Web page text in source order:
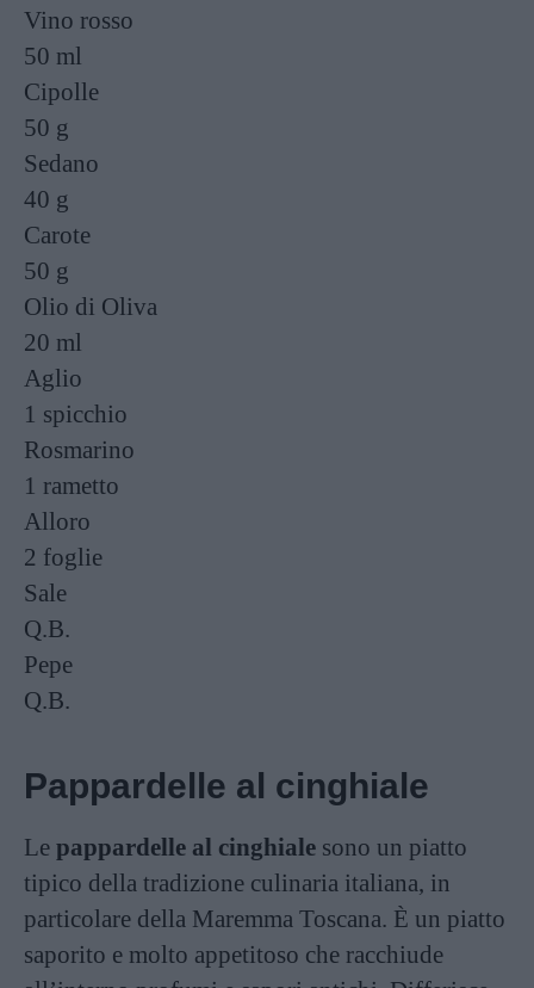
Vino rosso
50 ml
Cipolle
50 g
Sedano
40 g
Carote
50 g
Olio di Oliva
20 ml
Aglio
1 spicchio
Rosmarino
1 rametto
Alloro
2 foglie
Sale
Q.B.
Pepe
Q.B.
Pappardelle al cinghiale
Le pappardelle al cinghiale sono un piatto
tipico della tradizione culinaria italiana, in
particolare della Maremma Toscana. È un piatto
saporito e molto appetitoso che racchiude